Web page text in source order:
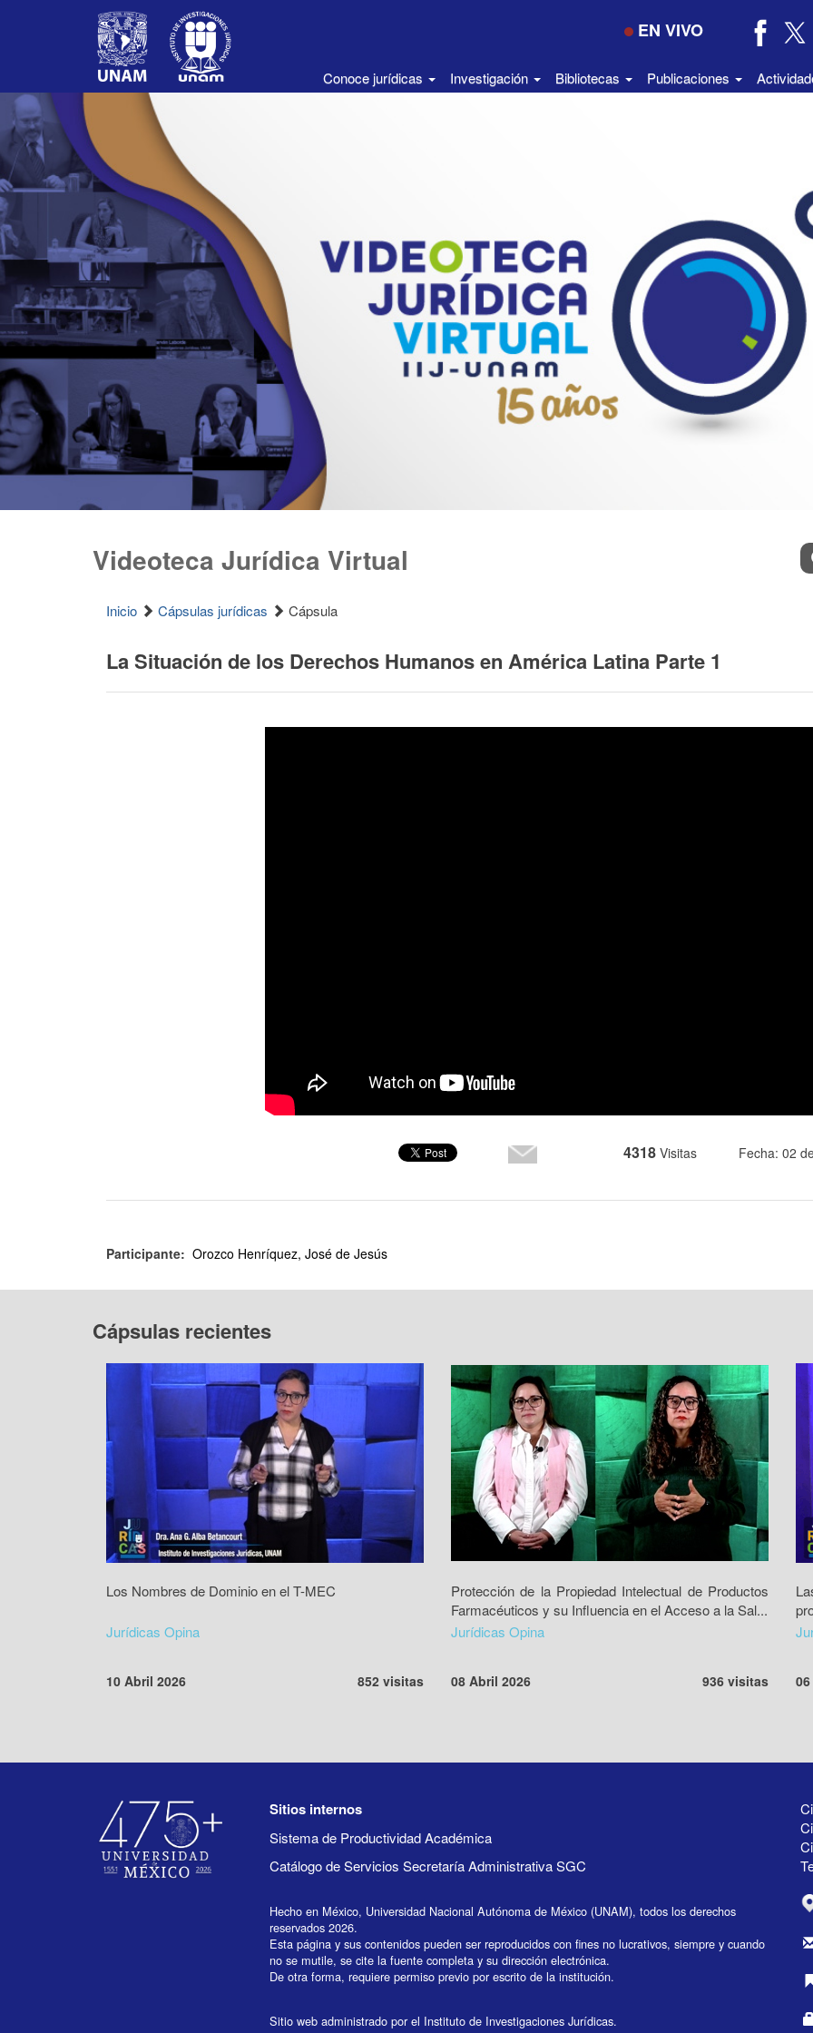
EN VIVO
Conoce jurídicas Investigación Bibliotecas Publicaciones
Videoteca Jurídica Virtual
Inicio Cápsulas jurídicas Cápsula
La Situación de los Derechos Humanos en América Latina Parte 1
4318 Visitas Fecha: 02
Participante: Orozco Henríquez, José de Jesús
Cápsulas recientes
Los Nombres de Dominio en el T-MEC
Jurídicas Opina
10 Abril 2026 852 visitas
Protección de la Propiedad Intelectual de Productos
Farmacéuticos y su Influencia en el Acceso a la Sal...
Jurídicas Opina
08 Abril 2026 936 visitas
Sitios internos
Sistema de Productividad Académica
Catálogo de Servicios Secretaría Administrativa SGC
Hecho en México, Universidad Nacional Autónoma de México (UNAM), todos los derechos
reservados 2026.
Esta página y sus contenidos pueden ser reproducidos con fines no lucrativos, siempre y cuando
no se mutile, se cite la fuente completa y su dirección electrónica.
De otra forma, requiere permiso previo por escrito de la institución.
Sitio web administrado por el Instituto de Investigaciones Jurídicas.